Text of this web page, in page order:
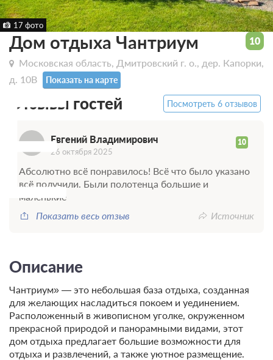
17 фото
Дом отдыха Чантриум
Московская область, Дмитровский г. о., дер. Капорки,
д. 10В
Показать на карте
10
Отзывы гостей Посмотреть 6 отзывов
Евгений Владимирович 10
26 октября 2025
Абсолютно всё понравилось! Всё что было указано
всё получили. Были полотенца большие и
маленькие
Показать весь отзыв
Источник
Описание
Чантриум» — это небольшая база отдыха, созданная
для желающих насладиться покоем и уединением.
Расположенный в живописном уголке, окруженном
прекрасной природой и панорамными видами, этот
дом отдыха предлагает большие возможности для
отдыха и развлечений, а также уютное размещение.